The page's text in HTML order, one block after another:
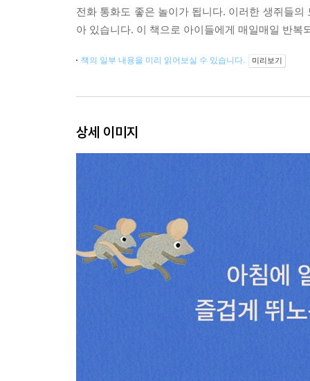
전화 통화도 좋은 놀이가 됩니다. 이러한 생쥐들
아 있습니다. 이 책으로 아이들에게 매일매일 반
책의 일부 내용을 미리 읽어보실 수 있습니다. 미리보기
상세 이미지